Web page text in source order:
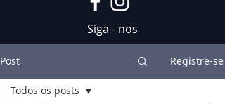
Siga - nos
Post Registre-se
Todos os posts